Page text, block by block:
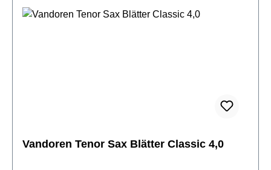
Vandoren Tenor Sax Blätter Classic 4,0